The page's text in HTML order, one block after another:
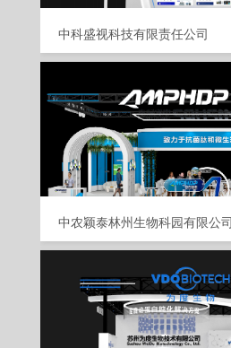
中科盛视科技有限责任公司
中农颖泰林州生物科园有限公司